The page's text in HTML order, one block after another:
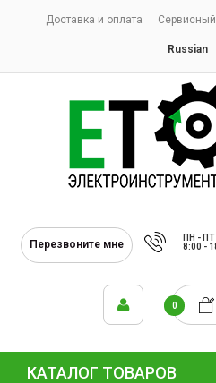
Доставка и оплата
Russian
Перезвоните мне
ПН - ПТ
8:00 -
0
КАТАЛОГ ТОВАРОВ